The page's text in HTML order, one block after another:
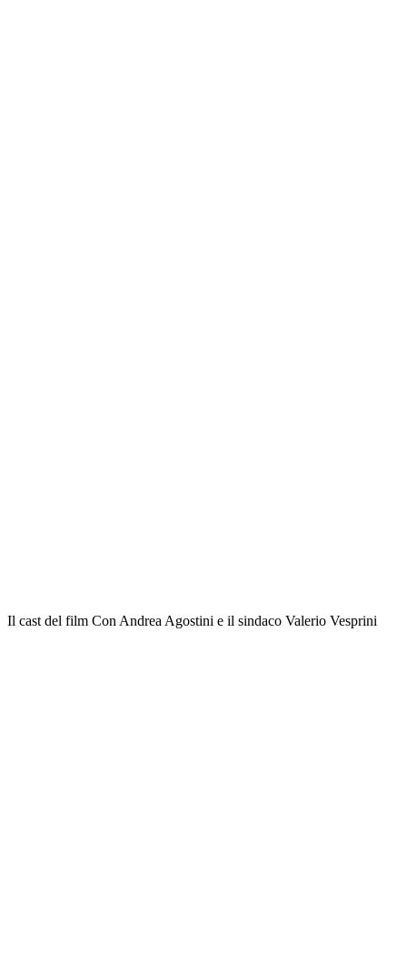
Il cast del film Con Andrea Agostini e il sindaco Valerio Vesprini